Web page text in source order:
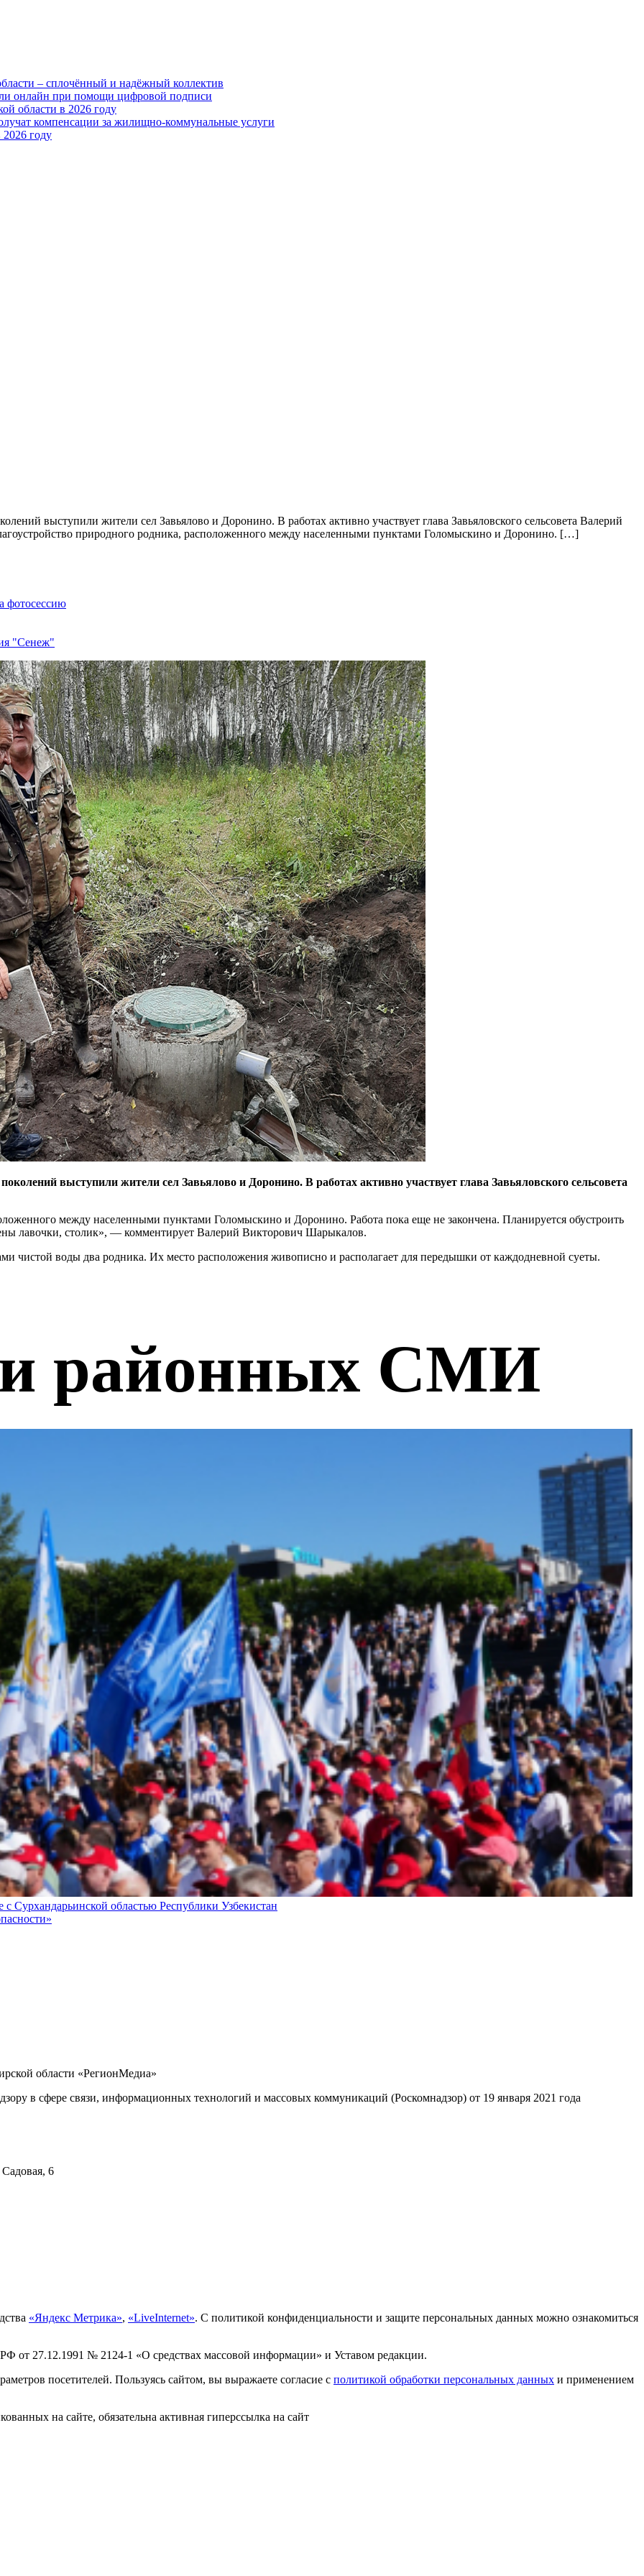
– сплочённый и надёжный коллектив
онлайн при помощи цифровой подписи
области в 2026 году
компенсации за жилищно-коммунальные услуги
году
выступили жители сел Завьялово и Доронино. В работах активно участвует глава Завьяловского сельсовета Валерий
природного родника, расположенного между населенными пунктами Голомыскино и Доронино. […]
фотосессию
"Сенеж"
выступили жители сел Завьялово и Доронино. В работах активно участвует глава Завьяловского сельсовета
между населенными пунктами Голомыскино и Доронино. Работа пока еще не закончена. Планируется обустроить
лавочки, столик», — комментирует Валерий Викторович Шарыкалов.
чистой воды два родника. Их место расположения живописно и располагает для передышки от каждодневной суеты.
с Сурхандарьинской областью Республики Узбекистан
области «РегионМедиа»
в сфере связи, информационных технологий и массовых коммуникаций (Роскомнадзор) от 19 января 2021 года
6
«Яндекс Метрика», «LiveInternet». С политикой конфиденциальности и защите персональных данных можно ознакомиться
от 27.12.1991 № 2124-1 «О средствах массовой информации» и Уставом редакции.
посетителей. Пользуясь сайтом, вы выражаете согласие с политикой обработки персональных данных и применением
на сайте, обязательна активная гиперссылка на сайт